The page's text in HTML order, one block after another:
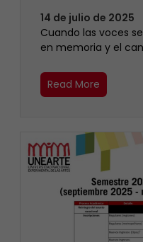
14 de julio de 2025
Cuando las voces
en memoria y el
Read More